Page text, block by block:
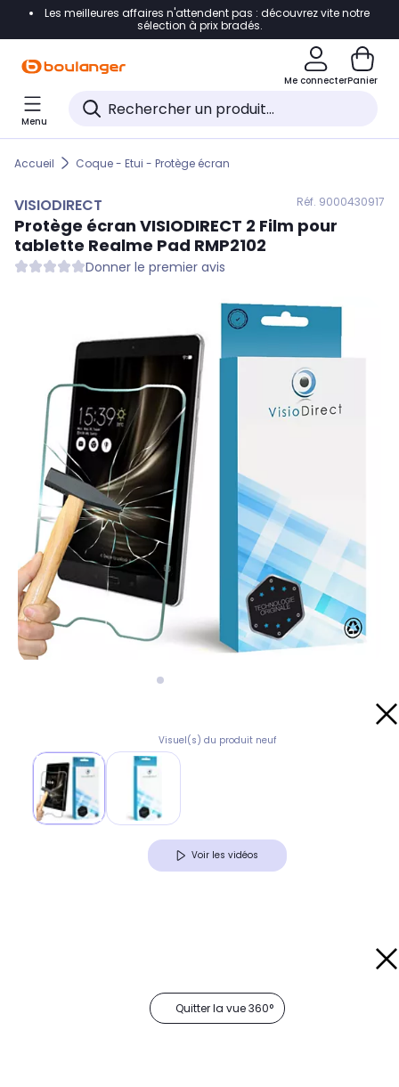
Accéder directement à la navigation
Accéder directement au pied de page
Accéder directement au chatbot
Les meilleures affaires n'attendent pas : découvrez vite notre
sélection à prix bradés.
Me connecterPanier
Menu
Accueil Coque - Etui - Protège écran
VISIODIRECT Réf. 9000430917
Protège écran VISIODIRECT 2 Film pour
tablette Realme Pad RMP2102
Donner le premier avis
Visuel(s) du produit neuf
Voir les vidéos
Quitter la vue 360°